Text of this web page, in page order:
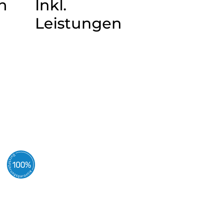
Inkl.
Leistungen